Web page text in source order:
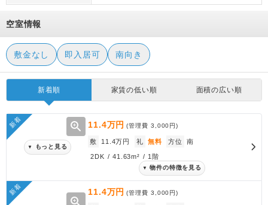
空室情報
敷金なし 即入居可 南向き
新着順 家賃の低い順 面積の広い順
新着 zoom_in
▼ もっと見る
11.4万円 (管理費3,000円)
敷 11.4万円 礼 無料 方位 南
2DK / 41.63m² / 1階
▼ 物件の特徴を見る
新着
zoom_in
11.4万円 (管理費3,000円)